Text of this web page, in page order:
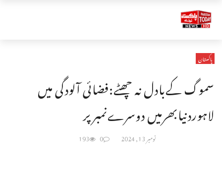
پاکستان
سموگ کےبادل نہ چھٹے:فضائی آلودگی میں
لاہوردنیابھرمیں دوسرےنمبرپر
نومبر 13, 2024 0
193